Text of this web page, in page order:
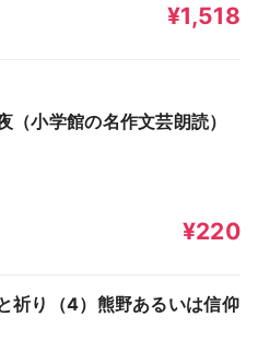
¥1,518
（小学館の名作文芸朗読）
¥220
祈り（4）熊野あるいは信仰